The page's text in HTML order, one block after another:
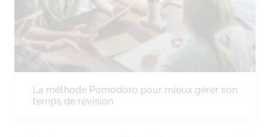
La méthode Pomodoro pour mieux gérer son
temps de révision